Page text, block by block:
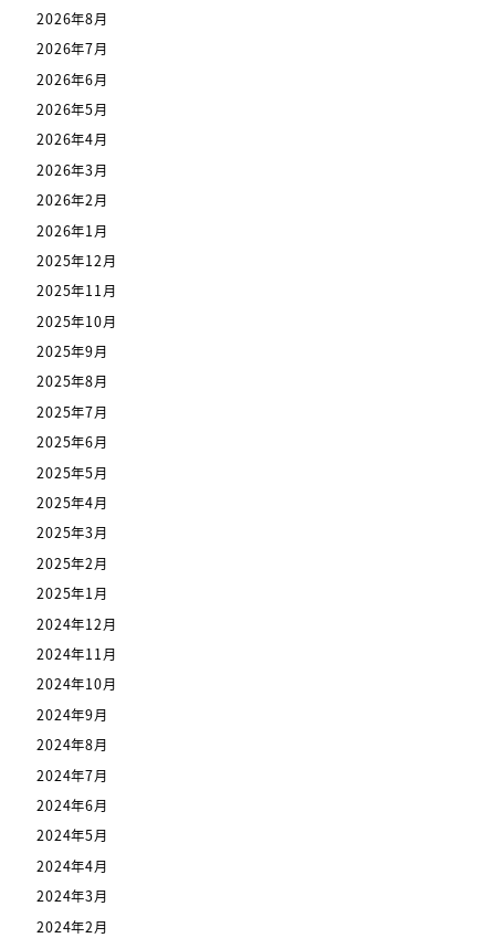
2026年8月
2026年7月
2026年6月
2026年5月
2026年4月
2026年3月
2026年2月
2026年1月
2025年12月
2025年11月
2025年10月
2025年9月
2025年8月
2025年7月
2025年6月
2025年5月
2025年4月
2025年3月
2025年2月
2025年1月
2024年12月
2024年11月
2024年10月
2024年9月
2024年8月
2024年7月
2024年6月
2024年5月
2024年4月
2024年3月
2024年2月